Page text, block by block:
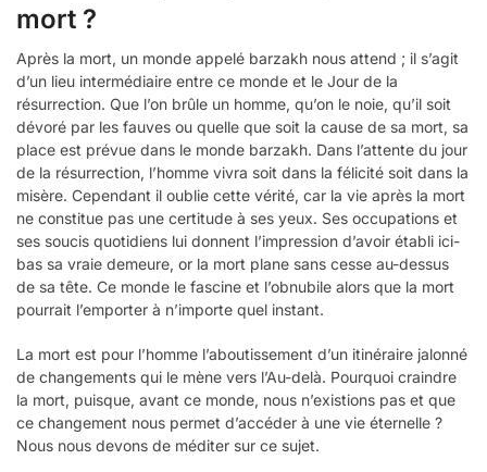
mort ?
Après la mort, un monde appelé barzakh nous attend ; il s’agit
d’un lieu intermédiaire entre ce monde et le Jour de la
résurrection. Que l’on brûle un homme, qu’on le noie, qu’il soit
dévoré par les fauves ou quelle que soit la cause de sa mort, sa
place est prévue dans le monde barzakh. Dans l’attente du jour
de la résurrection, l’homme vivra soit dans la félicité soit dans la
misère. Cependant il oublie cette vérité, car la vie après la mort
ne constitue pas une certitude à ses yeux. Ses occupations et
ses soucis quotidiens lui donnent l’impression d’avoir établi ici-
bas sa vraie demeure, or la mort plane sans cesse au-dessus
de sa tête. Ce monde le fascine et l’obnubile alors que la mort
pourrait l’emporter à n’importe quel instant.
La mort est pour l’homme l’aboutissement d’un itinéraire jalonné
de changements qui le mène vers l’Au-delà. Pourquoi craindre
la mort, puisque, avant ce monde, nous n’existions pas et que
ce changement nous permet d’accéder à une vie éternelle ?
Nous nous devons de méditer sur ce sujet.